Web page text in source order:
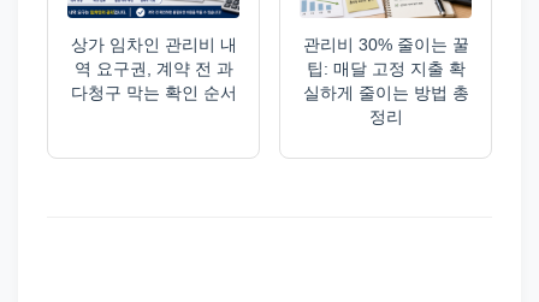
상가 임차인 관리비 내
역 요구권, 계약 전 과
다청구 막는 확인 순서
관리비 30% 줄이는 꿀
팁: 매달 고정 지출 확
실하게 줄이는 방법 총
정리